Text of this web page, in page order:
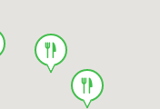
food
food